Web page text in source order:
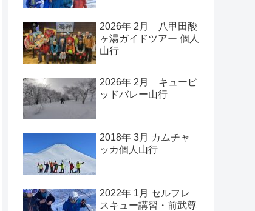
2026年 2月 八甲田酸
ヶ湯ガイドツアー 個人
山行
2026年 2月 キューピ
ッドバレー山行
2018年 3月 カムチャ
ッカ個人山行
2022年 1月 セルフレ
スキュー講習・前武尊